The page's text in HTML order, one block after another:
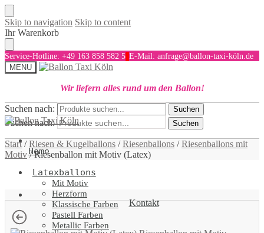
Skip to navigation Skip to content
Ihr Warenkorb
Service-Hotline: +49 163 858 582 5 E-Mail: anfrage@ballon-taxi-köln.de
MENU
Wir liefern alles rund um den Ballon!
Suchen nach: Suchen
Kontakt
Suchen nach: Suchen
Home
Latexballons
Mit Motiv
Herzform
Klassische Farben
Pastell Farben
Metallic Farben
Start /Riesen & Kugelballons /Riesenballons /Riesenballons mit
Motiv/Riesenballon mit Motiv (Latex)